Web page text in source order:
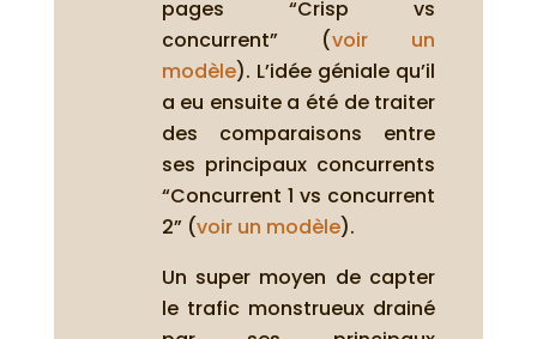
pages “Crisp vs
concurrent” (voir un
modèle). L’idée géniale qu’il
a eu ensuite a été de traiter
des comparaisons entre
ses principaux concurrents
“Concurrent 1 vs concurrent
2” (voir un modèle).
Un super moyen de capter
le trafic monstrueux drainé